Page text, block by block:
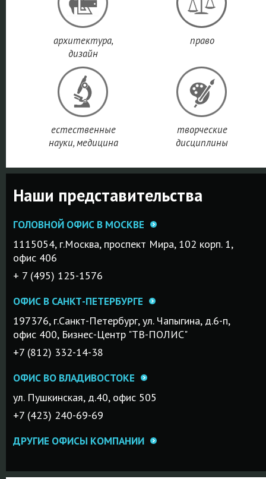
ПОДРОБНЕЕ
архитектура,
дизайн
право
естественные
науки, медицина
творческие
дисциплины
Наши представительства
ГОЛОВНОЙ ОФИС В МОСКВЕ
1115054, г.Mосква, проспект Мира, 102 корп. 1,
офис 406
+ 7 (495) 125-1576
ОФИС В САНКТ-ПЕТЕРБУРГЕ
197376, г.Санкт-Петербург, ул. Чапыгина, д.6-п,
офис 400, Бизнес-Центр "ТВ-ПОЛИС"
+7 (812) 332-14-38
ОФИС ВО ВЛАДИВОСТОКЕ
ул. Пушкинская, д.40, офис 505
+7 (423) 240-69-69
ДРУГИЕ ОФИСЫ КОМПАНИИ